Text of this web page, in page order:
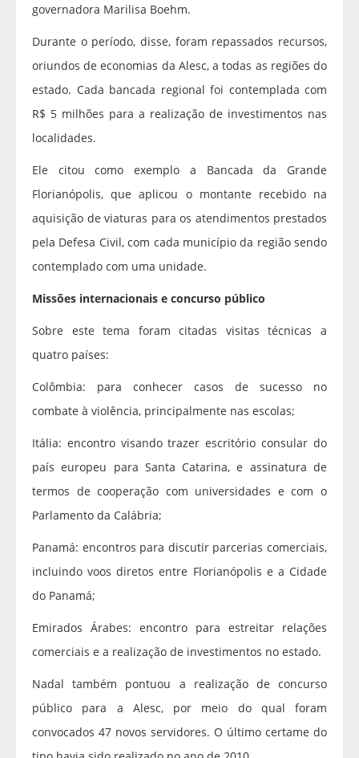
governadora Marilisa Boehm.
Durante o período, disse, foram repassados recursos,
oriundos de economias da Alesc, a todas as regiões do
estado. Cada bancada regional foi contemplada com
R$ 5 milhões para a realização de investimentos nas
localidades.
Ele citou como exemplo a Bancada da Grande
Florianópolis, que aplicou o montante recebido na
aquisição de viaturas para os atendimentos prestados
pela Defesa Civil, com cada município da região sendo
contemplado com uma unidade.
Missões internacionais e concurso público
Sobre este tema foram citadas visitas técnicas a
quatro países:
Colômbia: para conhecer casos de sucesso no
combate à violência, principalmente nas escolas;
Itália: encontro visando trazer escritório consular do
país europeu para Santa Catarina, e assinatura de
termos de cooperação com universidades e com o
Parlamento da Calábria;
Panamá: encontros para discutir parcerias comerciais,
incluindo voos diretos entre Florianópolis e a Cidade
do Panamá;
Emirados Árabes: encontro para estreitar relações
comerciais e a realização de investimentos no estado.
Nadal também pontuou a realização de concurso
público para a Alesc, por meio do qual foram
convocados 47 novos servidores. O último certame do